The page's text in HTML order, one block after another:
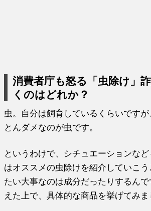
消費者庁も怒る「虫除け」
くのはどれか？
虫。自分は飼育しているくらいですが
とんダメなのが虫です。
というわけで、シチュエーションな
はオススメの虫除けを紹介していこ
たい大事なのは成分だったりするんで
えた上で、具体的な商品を挙げてみま